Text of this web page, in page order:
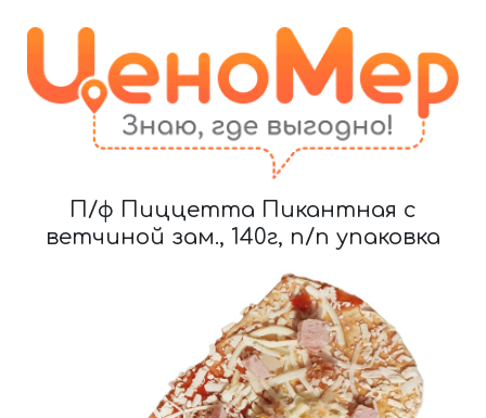
П/ф Пиццетта Пикантная с
ветчиной зам., 140г, п/п упаковка